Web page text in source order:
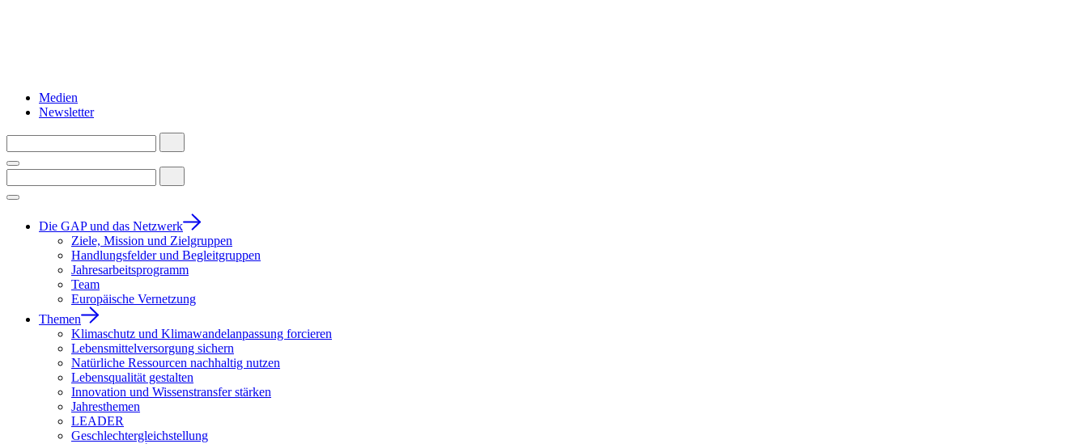
Medien
Newsletter
Die GAP und das Netzwerk
Ziele, Mission und Zielgruppen
Handlungsfelder und Begleitgruppen
Jahresarbeitsprogramm
Team
Europäische Vernetzung
Themen
Klimaschutz und Klimawandelanpassung forcieren
Lebensmittelversorgung sichern
Natürliche Ressourcen nachhaltig nutzen
Lebensqualität gestalten
Innovation und Wissenstransfer stärken
Jahresthemen
LEADER
Geschlechtergleichstellung